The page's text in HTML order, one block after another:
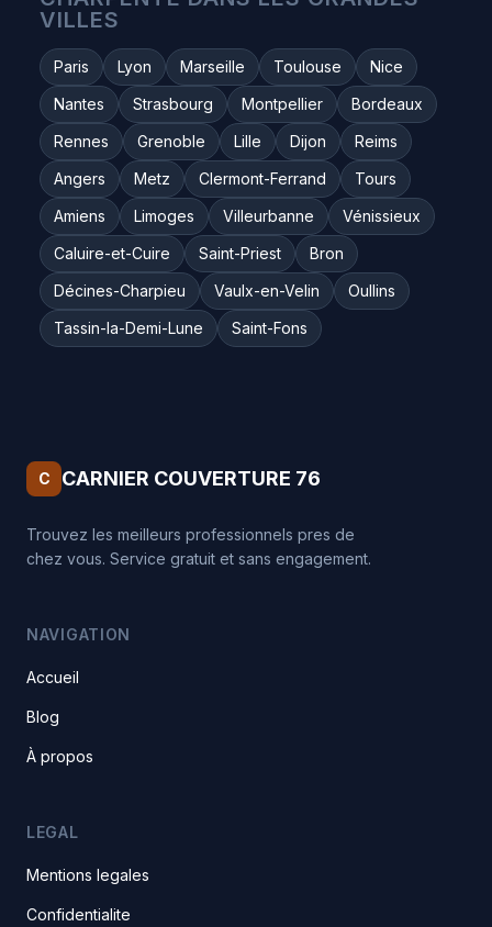
VILLES
Paris Lyon Marseille Toulouse
Nice
Nantes
Strasbourg Montpellier
Bordeaux
Rennes
Grenoble Lille Dijon
Reims
Angers
Metz Clermont-Ferrand
Tours
Amiens
Limoges Villeurbanne
Vénissieux
Caluire-et-Cuire
Saint-Priest
Bron
Décines-Charpieu
Vaulx-en-Velin
Oullins
Tassin-la-Demi-Lune
Saint-Fons
C CARNIER COUVERTURE 76
Trouvez les meilleurs professionnels pres de
chez vous. Service gratuit et sans engagement.
NAVIGATION
Accueil
Blog
À propos
LEGAL
Mentions legales
Confidentialite